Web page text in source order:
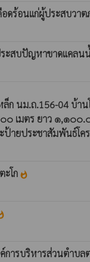
อดร้อนแก่ผู้ประสบวา
ะสบปัญหาขาดแคลน
หล็ก นม.ถ.156-04
๐๐ เมตร ยาว ๑,๑
ป้ายประชาสัมพันธ์โ
โก whatshot
การบริหารส่วนตำบล